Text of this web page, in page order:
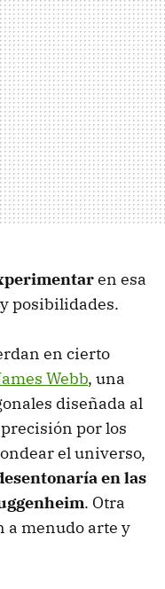
en esa
posibilidades.
en cierto
Webb, una
diseñada al
por los
el universo,
en las
. Otra
a menudo arte y